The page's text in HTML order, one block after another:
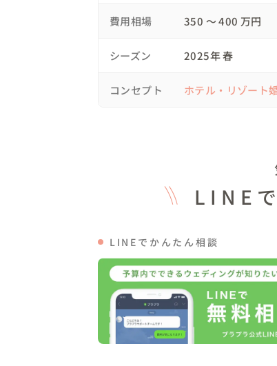
温かく感動的なひとときとなりました
界にひとつだけの結婚証明書が完成し
・パーティー
３種類の乳酸菌飲料（ヨーゴ、ぐん
ドリンク「ヨーゴ」を当てていただ
続いて、大人ゲストのチャレンジです
４種類のビール（淡麗、サントリー
ンビール」を当てていただきます🍺
ビール好きの方、サントリーやキリ
正解者は、、、２名でした。これは
最後の勝負はワイン編🍷
500円・1,000円・10,000円の３種類
費用相場 350 〜 400 万円
シーズン 2025年 春
コンセプト ホテル・リゾート
LINEで
LINEでかんたん相談